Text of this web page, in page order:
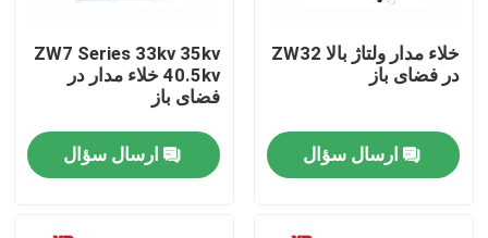
خانه
خلاء مدار ولتاژ بالا ZW32
در فضای باز
ارسال سؤال
ZW7 Series 33kv 35kv
40.5kv خلاء مدار در
فضای باز
ارسال سؤال